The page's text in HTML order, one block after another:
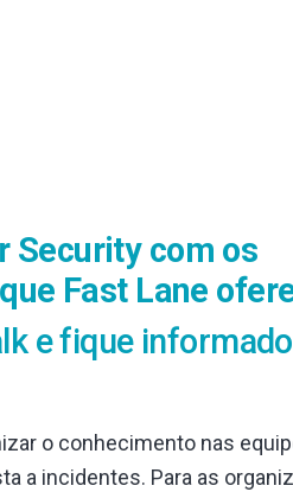
Security com os
Fast Lane
e fique
o conhecimento nas
a incidentes. Para as